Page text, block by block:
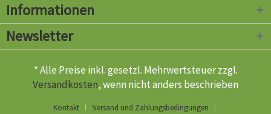
Informationen
Newsletter
* Alle Preise inkl. gesetzl. Mehrwertsteuer zzgl.
Versandkosten, wenn nicht anders beschrieben
Kontakt
Versand und Zahlungsbedingungen